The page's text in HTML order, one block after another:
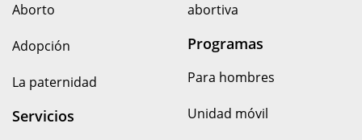
Aborto
Adopción
La paternidad
Servicios
abortiva
Programas
Para hombres
Unidad móvil